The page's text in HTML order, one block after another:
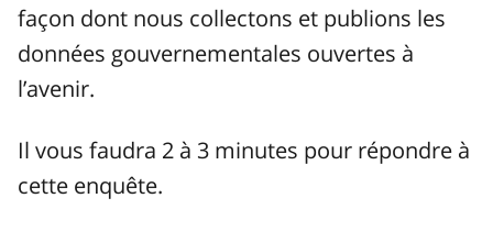
façon dont nous collectons et publions les
données gouvernementales ouvertes à
l’avenir.
Il vous faudra 2 à 3 minutes pour répondre à
cette enquête.